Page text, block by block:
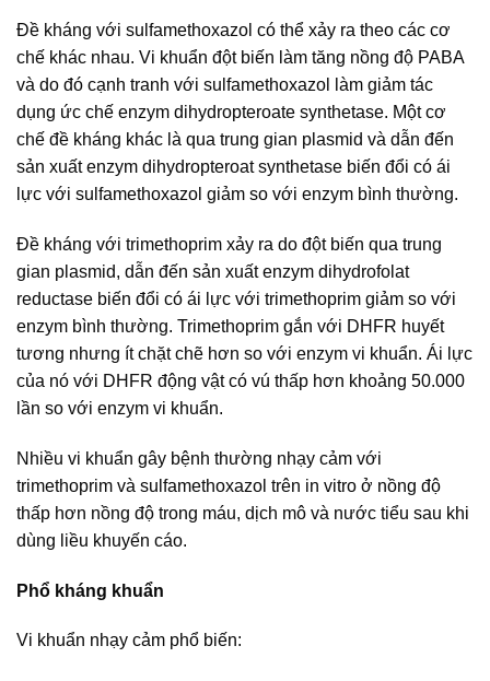
Đề kháng với sulfamethoxazol có thể xảy ra theo các cơ
chế khác nhau. Vi khuẩn đột biến làm tăng nồng độ PABA
và do đó cạnh tranh với sulfamethoxazol làm giảm tác
dụng ức chế enzym dihydropteroate synthetase. Một cơ
chế đề kháng khác là qua trung gian plasmid và dẫn đến
sản xuất enzym dihydropteroat synthetase biến đổi có ái
lực với sulfamethoxazol giảm so với enzym bình thường.
Đề kháng với trimethoprim xảy ra do đột biến qua trung
gian plasmid, dẫn đến sản xuất enzym dihydrofolat
reductase biến đổi có ái lực với trimethoprim giảm so với
enzym bình thường. Trimethoprim gắn với DHFR huyết
tương nhưng ít chặt chẽ hơn so với enzym vi khuẩn. Ái lực
của nó với DHFR động vật có vú thấp hơn khoảng 50.000
lần so với enzym vi khuẩn.
Nhiều vi khuẩn gây bệnh thường nhạy cảm với
trimethoprim và sulfamethoxazol trên in vitro ở nồng độ
thấp hơn nồng độ trong máu, dịch mô và nước tiểu sau khi
dùng liều khuyến cáo.
Phổ kháng khuẩn
Vi khuẩn nhạy cảm phổ biến: